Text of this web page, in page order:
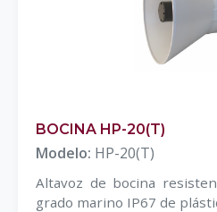
BOCINA HP-20(T)
Modelo: HP-20(T)
Altavoz de bocina
grado marino IP67 de